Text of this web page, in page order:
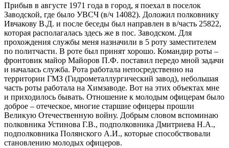
Прибыв в августе 1971 года в город, я поехал в поселок
Заводской, где было УВСЧ (в/ч 14082). Доложил полковнику
Ивчакову В.Д. и после беседы был направлен в в/часть 25822,
которая располагалась здесь же в пос. Заводском. Для
прохождения службы меня назначили в 5 роту заместителем
по политчасти. В роте был принят хорошо. Командир роты –
фронтовик майор Майоров П.Ф. поставил передо мной задачи
и началась служба. Рота работала непосредственно на
территории ГМЗ (Гидрометаллургический завод), небольшая
часть роты работала на Химзаводе. Вот на этих объектах мне
и приходилось бывать. Отношение к молодым офицерам было
доброе – отеческое, многие старшие офицеры прошли
Великую Отечественную войну. Добрым словом вспоминаю
полковника Устинова Г.В., подполковника Дмитриева Н.А.,
подполковника Полянского А.И., которые способствовали
становлению молодых офицеров.